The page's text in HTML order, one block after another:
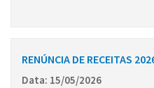
RENÚNCIA DE RECEITAS
Data: 15/05/2026